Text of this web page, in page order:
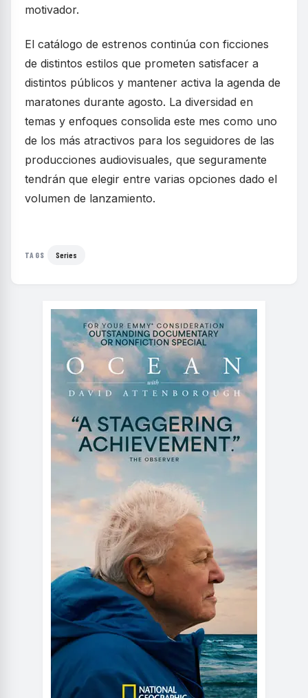
motivador.
El catálogo de estrenos continúa con ficciones
de distintos estilos que prometen satisfacer a
distintos públicos y mantener activa la agenda de
maratones durante agosto. La diversidad en
temas y enfoques consolida este mes como uno
de los más atractivos para los seguidores de las
producciones audiovisuales, que seguramente
tendrán que elegir entre varias opciones dado el
volumen de lanzamiento.
TAGS Series